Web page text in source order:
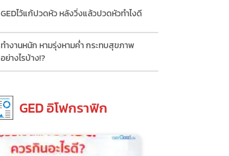
GEDไว้แก้ปวดหัว หลังวิ่งแล้วปวดหัวทำไงดี
ทำงานหนัก หามรุ่งหามค่ำ กระทบสุขภาพ
อย่างไรบ้าง!?
GED อิโฟกราฟิก